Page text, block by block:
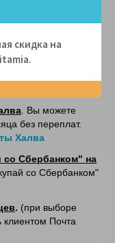
деталей
После оплаты, на
с
. Вы можете
без переплат.
Халва
со Сбербанком" на
со Сбербанком"
. (при выборе
клиентом Почта
скидка на